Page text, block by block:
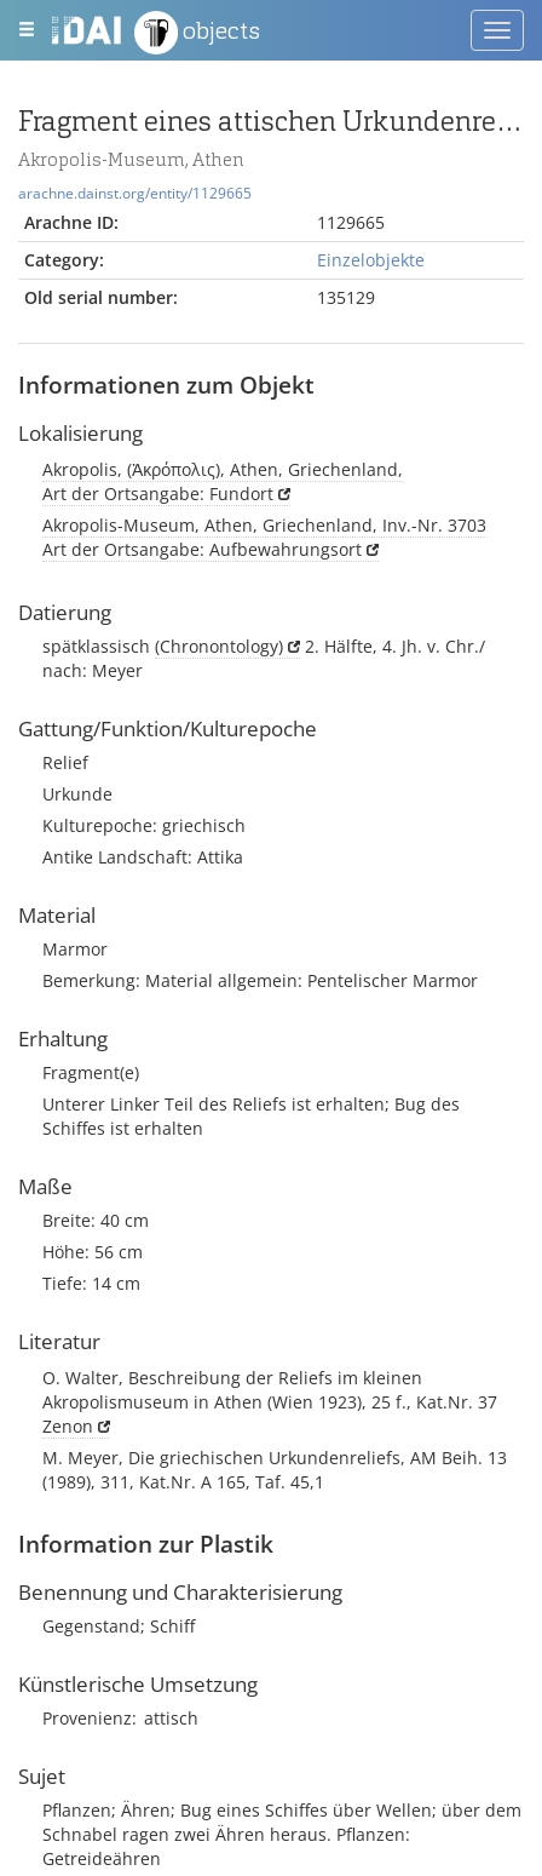
objects
Fragment eines attischen Urkundenreliefs mit Schiffsbug
Akropolis-Museum, Athen
arachne.dainst.org/entity/1129665
Arachne ID:
1129665
Category:
Einzelobjekte
Old serial number:
135129
Informationen zum Objekt
Lokalisierung
Akropolis, (Ἀκρόπολις), Athen, Griechenland,
Art der Ortsangabe: Fundort
Akropolis-Museum, Athen, Griechenland, Inv.-Nr. 3703
Art der Ortsangabe: Aufbewahrungsort
Datierung
spätklassisch (Chronontology)
2. Hälfte, 4. Jh. v. Chr./
nach: Meyer
Gattung/Funktion/Kulturepoche
Relief
Urkunde
Kulturepoche: griechisch
Antike Landschaft: Attika
Material
Marmor
Bemerkung: Material allgemein: Pentelischer Marmor
Erhaltung
Fragment(e)
Unterer Linker Teil des Reliefs ist erhalten; Bug des
Schiffes ist erhalten
Maße
Breite: 40 cm
Höhe: 56 cm
Tiefe: 14 cm
Literatur
O. Walter, Beschreibung der Reliefs im kleinen
Akropolismuseum in Athen (Wien 1923), 25 f., Kat.Nr. 37
Zenon
M. Meyer, Die griechischen Urkundenreliefs, AM Beih. 13
(1989), 311, Kat.Nr. A 165, Taf. 45,1
Information zur Plastik
Benennung und Charakterisierung
Gegenstand; Schiff
Künstlerische Umsetzung
Provenienz attisch
Sujet
Pflanzen; Ähren; Bug eines Schiffes über Wellen; über dem
Schnabel ragen zwei Ähren heraus. Pflanzen:
Getreideähren